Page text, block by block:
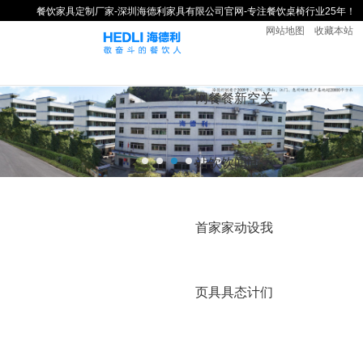
餐饮家具定制厂家-深圳海德利家具有限公司官网-专注餐饮桌椅行业25年！
收藏本站
网站地图
网
站
首
页
餐
饮
家
具
餐
饮
家
具
新
闻
动
态
空
间
设
计
关
于
我
们